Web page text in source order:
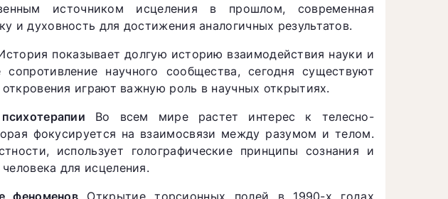
источником исцеления в прошлом, современная
и духовность для достижения аналогичных результатов.
показывает долгую историю взаимодействия науки и
научного сообщества, сегодня существуют
играют важную роль в научных открытиях.
Во всем мире растет интерес к телесно-
фокусируется на взаимосвязи между разумом и телом.
использует голографические принципы сознания и
для исцеления.